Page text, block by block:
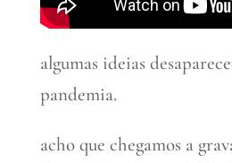
algumas ideias
pandemia.
acho que chegamos a